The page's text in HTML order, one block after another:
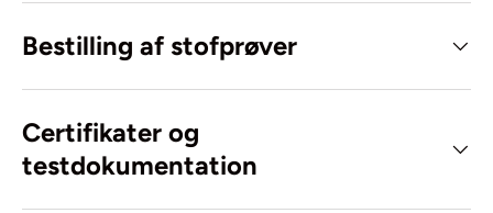
Bestilling af stofprøver
Certifikater og
testdokumentation